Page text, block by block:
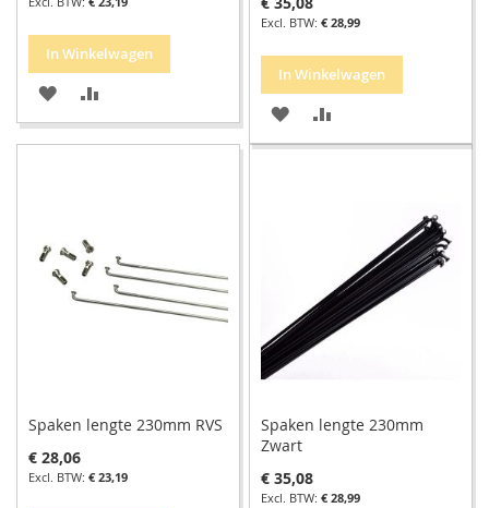
In Winkelwagen
VOEG
TOE OM
€ 28,99
In Winkelwagen
VOEG
TOE OM
VERGELIJKEN
Spaken lengte 230mm RVS
€ 28,06
€ 23,19
Spaken lengte 230mm
Zwart
€ 35,08
€ 28,99